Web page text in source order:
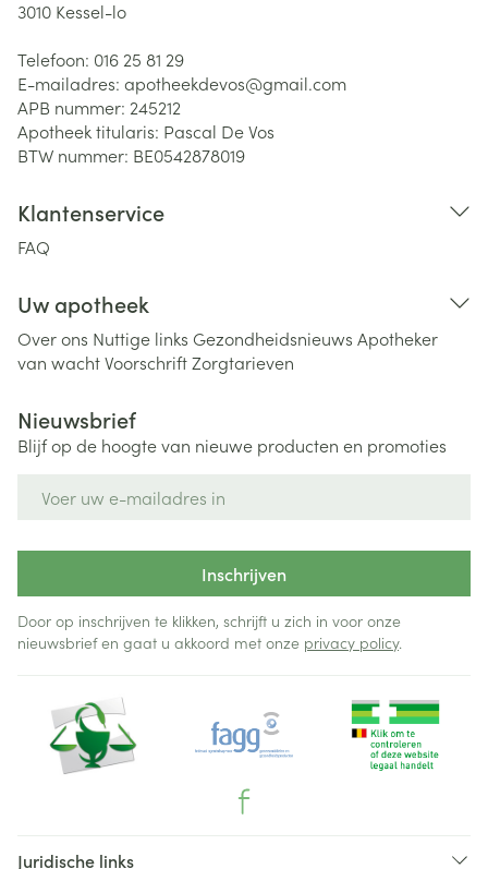
3010 Kessel-lo
Telefoon: 016 25 81 29
E-mailadres: apotheekdevos@gmail.com
APB nummer: 245212
Apotheek titularis: Pascal De Vos
BTW nummer: BE0542878019
Klantenservice
FAQ
Uw apotheek
Over ons Nuttige links Gezondheidsnieuws Apotheker
van wachtVoorschriftZorgtarieven
Nieuwsbrief
Blijf op de hoogte van nieuwe producten en promoties
Inschrijven
Door op inschrijven te klikken, schrijft u zich in voor onze
nieuwsbrief en gaat u akkoord met onze privacy policy.
Juridische links